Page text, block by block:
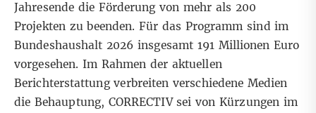
Jahresende die Förderung von mehr als 200
Projekten zu beenden. Für das Programm sind im
Bundeshaushalt 2026 insgesamt 191 Millionen Euro
vorgesehen. Im Rahmen der aktuellen
Berichterstattung verbreiten verschiedene Medien
die Behauptung, CORRECTIV sei von Kürzungen im